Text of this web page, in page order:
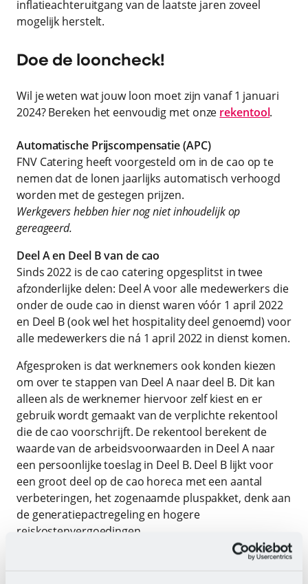
inflatieachteruitgang van de laatste jaren zoveel
mogelijk herstelt.
Doe de looncheck!
Wil je weten wat jouw loon moet zijn vanaf 1 januari
2024? Bereken het eenvoudig met onze rekentool.
Automatische Prijscompensatie (APC)
FNV Catering heeft voorgesteld om in de cao op te
nemen dat de lonen jaarlijks automatisch verhoogd
worden met de gestegen prijzen.
Werkgevers hebben hier nog niet inhoudelijk op
gereageerd.
Deel A en Deel B van de cao
Sinds 2022 is de cao catering opgesplitst in twee
afzonderlijke delen: Deel A voor alle medewerkers die
onder de oude cao in dienst waren vóór 1 april 2022
en Deel B (ook wel het hospitality deel genoemd) voor
alle medewerkers die ná 1 april 2022 in dienst komen.
Afgesproken is dat werknemers ook konden kiezen
om over te stappen van Deel A naar deel B. Dit kan
alleen als de werknemer hiervoor zelf kiest en er
gebruik wordt gemaakt van de verplichte rekentool
die de cao voorschrijft. De rekentool berekent de
waarde van de arbeidsvoorwaarden in Deel A naar
een persoonlijke toeslag in Deel B. Deel B lijkt voor
een groot deel op de cao horeca met een aantal
verbeteringen, het zogenaamde pluspakket, denk aan
de generatiepactregeling en hogere
reiskostenvergoedingen.
Werkgevers hebben bonden een zogenaamde